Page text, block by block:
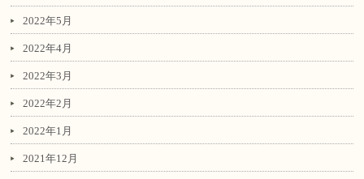
2022年5月
2022年4月
2022年3月
2022年2月
2022年1月
2021年12月